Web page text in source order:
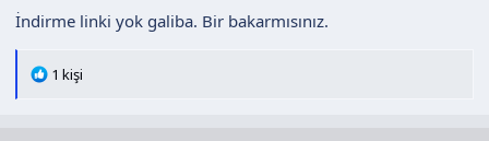
İndirme linki yok galiba. Bir bakarmısınız.
T1 kişi